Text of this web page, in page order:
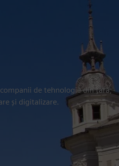
de tehnologie din țară,
și digitalizare.